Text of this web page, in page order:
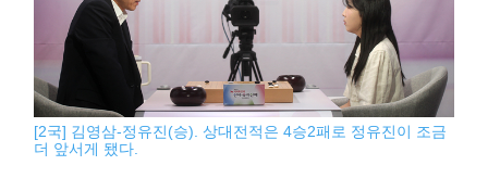
[2국] 김영삼-정유진(승). 상대전적은 4승2패로 정유진이 조금
더 앞서게 됐다.